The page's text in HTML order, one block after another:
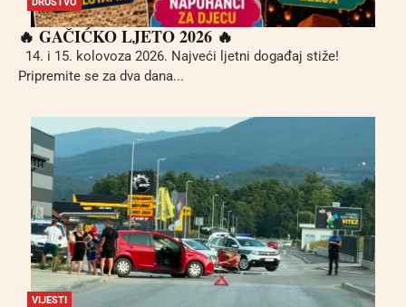
🔥 GAČIĆKO LJETO 2026 🔥
14. i 15. kolovoza 2026. Najveći ljetni događaj stiže!
Pripremite se za dva dana...
VIJESTI